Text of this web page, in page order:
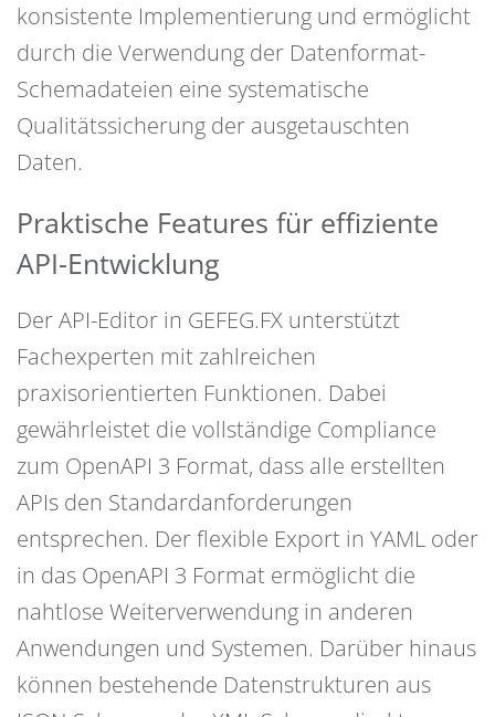
konsistente Implementierung und ermöglicht
durch die Verwendung der Datenformat-
Schemadateien eine systematische
Qualitätssicherung der ausgetauschten
Daten.
Praktische Features für effiziente
API-Entwicklung
Der API-Editor in GEFEG.FX unterstützt
Fachexperten mit zahlreichen
praxisorientierten Funktionen. Dabei
gewährleistet die vollständige Compliance
zum OpenAPI 3 Format, dass alle erstellten
APIs den Standardanforderungen
entsprechen. Der flexible Export in YAML oder
in das OpenAPI 3 Format ermöglicht die
nahtlose Weiterverwendung in anderen
Anwendungen und Systemen. Darüber hinaus
können bestehende Datenstrukturen aus